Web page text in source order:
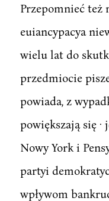
Przepomnieć też
euiancypacya
wielu lat do
przedmiocie
powiada, z
powiększają się ·
Nowy York i
partyi
wpływom